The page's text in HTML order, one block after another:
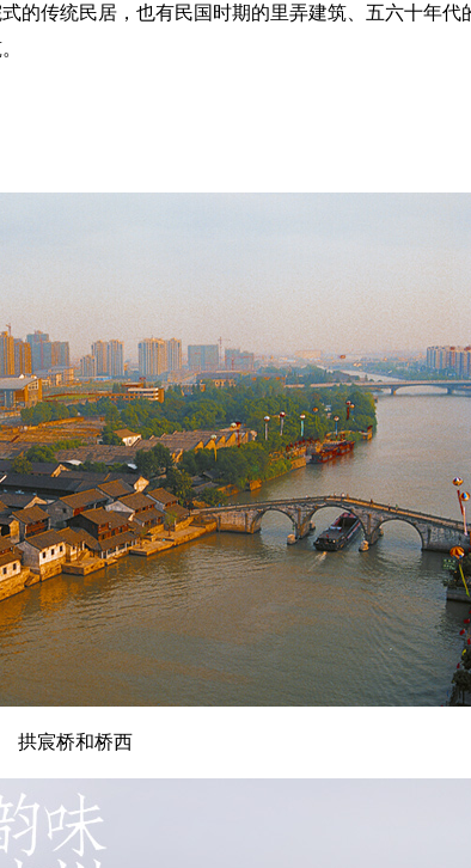
的传统民居，也有民国时期的里弄建筑、五六十年代
拱宸桥和桥西